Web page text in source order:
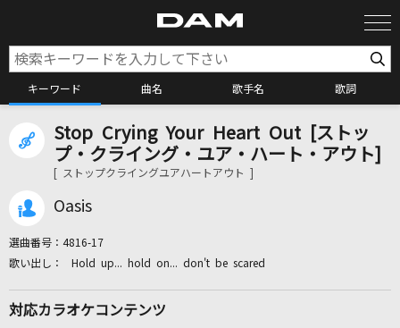
キーワード 曲名 歌手名 歌詞
カラオケ検索
カラオケリクエスト
Stop Crying Your Heart Out [ストッ
プ・クライング・ユア・ハート・アウト]
[ ストップクライングユアハートアウト ]
Oasis
選曲番号： 4816-17
Hold up... hold on... don't be scared
対応カラオケコンテンツ